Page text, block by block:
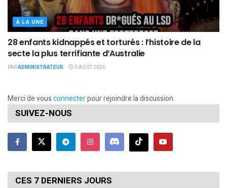
À LA UNE
28 enfants kidnappés et torturés : l’histoire de la
secte la plus terrifiante d’Australie
PARADMINISTRATEUR 3 AOÛT 2026
Merci de vousconnecterpour rejoindre la discussion.
SUIVEZ-NOUS
CES 7 DERNIERS JOURS